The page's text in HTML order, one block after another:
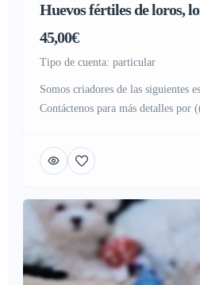
Huevos fértiles de loros,
45,00€
tipo de cuenta: particular
Somos criadores de las siguientes
Contáctenos para más detalles por
más detalles…
oro Guacamayo escarlata
de Major Mitchell Amazona
cariazul Grises grises africanos